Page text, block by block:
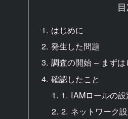
はじめに
発生した問題
調査の開始 – まず
確認したこと
1. IAMロールの設
2. ネットワーク